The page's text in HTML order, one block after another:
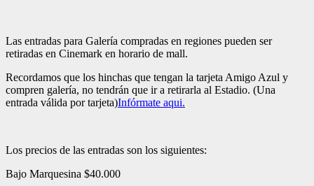
Las entradas para Galería compradas en regiones pueden ser
retiradas en Cinemark en horario de mall.
Recordamos que los hinchas que tengan la tarjeta Amigo Azul y
compren galería, no tendrán que ir a retirarla al Estadio. (Una
entrada válida por tarjeta)Infórmate aqui.
Los precios de las entradas son los siguientes:
Bajo Marquesina $40.000